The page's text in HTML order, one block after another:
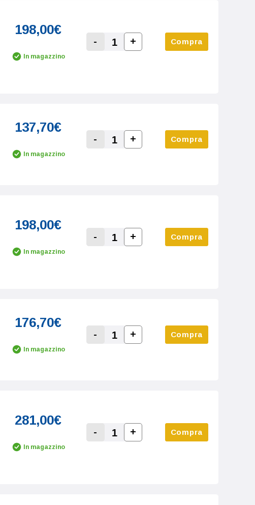
198,00€
In magazzino Decrease Quantity:
-
Increase Quantity:
+ Compra
137,70€
In magazzino Decrease Quantity:
-
Increase Quantity:
+ Compra
198,00€
In magazzino Decrease Quantity:
-
Increase Quantity:
+ Compra
176,70€
In magazzino Decrease Quantity:
-
Increase Quantity:
+ Compra
281,00€
In magazzino Decrease Quantity:
-
Increase Quantity:
+ Compra